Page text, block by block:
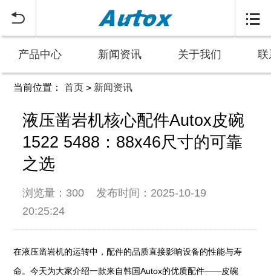
 
产品中心 新闻资讯 关于我们 联
当前位置：首页 > 新闻资讯
液压凿岩机核心配件Autox皮碗
1522 5488：88x46尺寸的可靠
之选
浏览量：300
发布时间：2025-10-19
20:25:24
在液压凿岩机的运转中，配件的品质直接影响设备的性能与寿
命。今天为大家介绍一款来自韩国Autox的优质配件——皮碗